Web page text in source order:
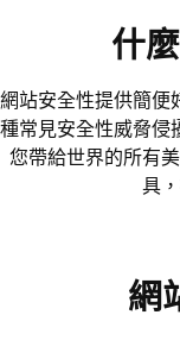
什
網站安全性提供簡便
種常見安全性威脅侵
您帶給世界的所有
具
網